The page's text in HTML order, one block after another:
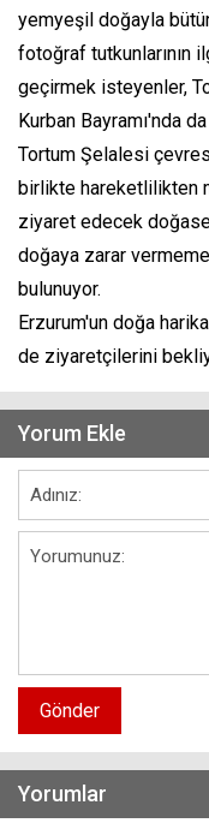
yemyeşil doğayla
fotoğraf tutkunlarının
geçirmek isteyenler,
Kurban Bayramı'nda
Tortum Şelalesi
birlikte hareketlilikten
ziyaret edecek
doğaya zarar
bulunuyor.
Erzurum'un doğa
de ziyaretçilerini
Yorum Ekle
Gönder
Yorumlar